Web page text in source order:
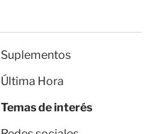
Suplementos
Última Hora
Temas de interés